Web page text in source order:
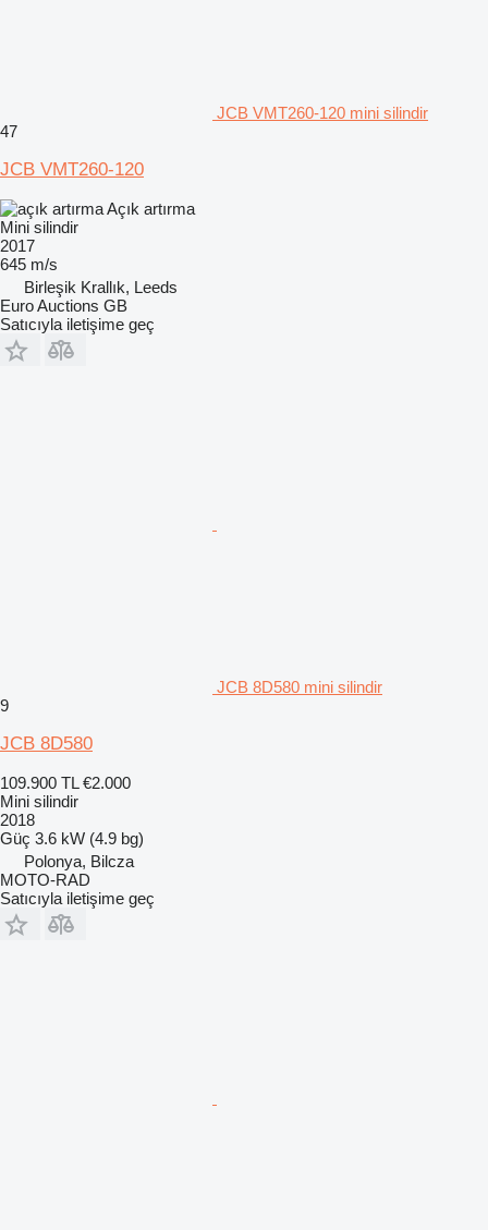
JCB VMT260-120 mini silindir
47
JCB VMT260-120
Açık artırma
Mini silindir
2017
645 m/s
Birleşik Krallık, Leeds
Euro Auctions GB
Satıcıyla iletişime geç
JCB 8D580 mini silindir
9
JCB 8D580
109.900 TL €2.000
Mini silindir
2018
Güç 3.6 kW (4.9 bg)
Polonya, Bilcza
MOTO-RAD
Satıcıyla iletişime geç